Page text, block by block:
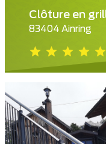
Clôture en
83404 Ainring